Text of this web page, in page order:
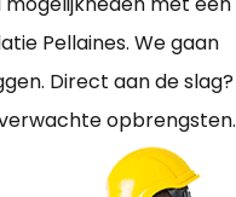
Pellaines. We gaan
Direct aan de slag?
opbrengsten.